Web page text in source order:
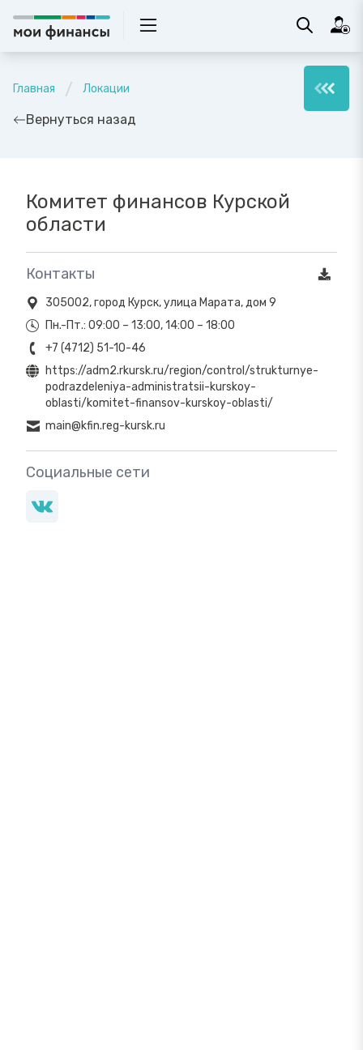
Главная Локации
Вернуться назад
Комитет финансов Курской
области
Контакты
305002, город Курск, улица Марата, дом 9
Пн.-Пт.: 09:00 – 13:00, 14:00 – 18:00
+7 (4712) 51-10-46
https://adm2.rkursk.ru/region/control/strukturnye-
podrazdeleniya-administratsii-kurskoy-
oblasti/komitet-finansov-kurskoy-oblasti/
main@kfin.reg-kursk.ru
Социальные сети